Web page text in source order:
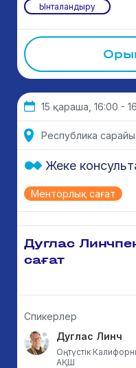
Ынталандыру
15 қараша, 16:00 -
Республика
Менторлық сағат
Жеке
Дуглас
сағат
Спикерлер
Дуглас Линч
Оңтүстік
АҚШ